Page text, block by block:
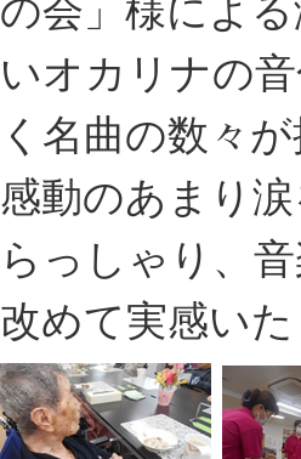
いオカリナの
く名曲の数々
感動のあまり
らっしゃり、
改めて実感い